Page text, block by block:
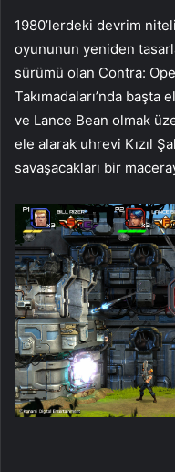
1980’lerdeki devrim
oyununun yeniden
sürümü olan Contra:
Takımadaları’nda
ve Lance Bean olmak
ele alarak uhrevi Kızıl
savaşacakları bir